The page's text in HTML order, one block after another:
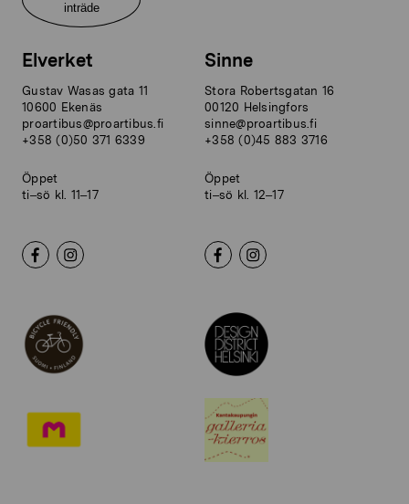
inträde
Elverket
Gustav Wasas gata 11
10600 Ekenäs
proartibus@proartibus.fi
+358 (0)50 371 6339
Öppet
ti–sö kl. 11–17
Sinne
Stora Robertsgatan 16
00120 Helsingfors
sinne@proartibus.fi
+358 (0)45 883 3716
Öppet
ti–sö kl. 12–17